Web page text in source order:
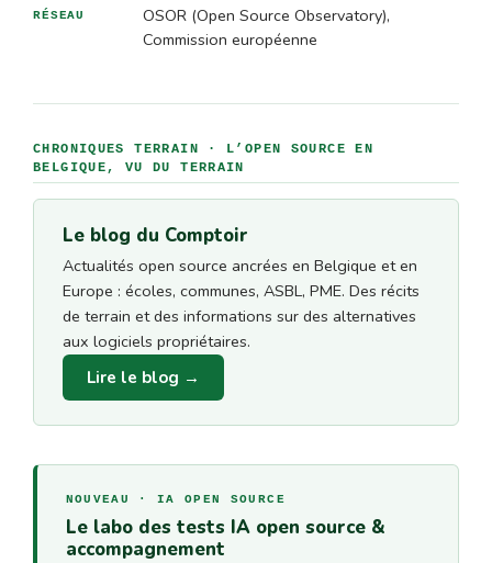
RÉSEAU
OSOR (Open Source Observatory),
Commission européenne
CHRONIQUES TERRAIN · L’OPEN SOURCE EN
BELGIQUE, VU DU TERRAIN
Le blog du Comptoir
Actualités open source ancrées en Belgique et en
Europe : écoles, communes, ASBL, PME. Des récits
de terrain et des informations sur des alternatives
aux logiciels propriétaires.
Lire le blog →
NOUVEAU · IA OPEN SOURCE
Le labo des tests IA open source &
accompagnement